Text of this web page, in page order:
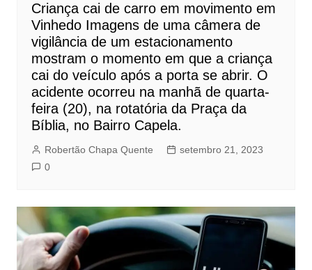
Criança cai de carro em movimento em
Vinhedo Imagens de uma câmera de
vigilância de um estacionamento
mostram o momento em que a criança
cai do veículo após a porta se abrir. O
acidente ocorreu na manhã de quarta-
feira (20), na rotatória da Praça da
Bíblia, no Bairro Capela.
Robertão Chapa Quente
setembro 21, 2023
0